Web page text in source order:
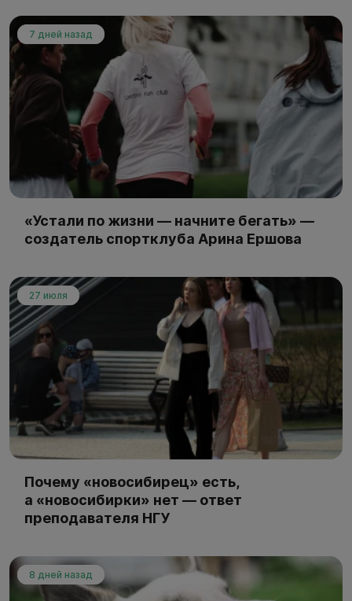
7 дней назад
«Устали по жизни — начните бегать» —
создатель спортклуба Арина Ершова
27 июля
Почему «новосибирец» есть,
а «новосибирки» нет — ответ
преподавателя НГУ
8 дней назад